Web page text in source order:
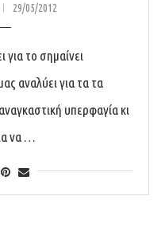
29/05/2012
το σημαίνει
αναλύει για τα τα
υπερφαγία κι
να …